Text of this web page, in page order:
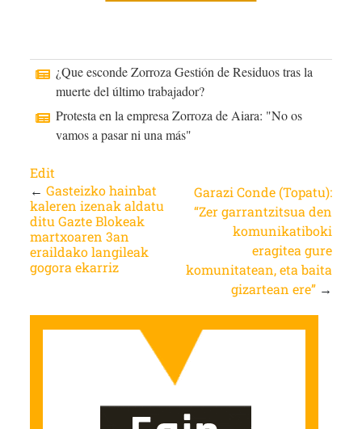
¿Que esconde Zorroza Gestión de Residuos tras la
muerte del último trabajador?
Protesta en la empresa Zorroza de Aiara: "No os
vamos a pasar ni una más"
Edit
← Gasteizko hainbat
kaleren izenak aldatu
ditu Gazte Blokeak
martxoaren 3an
eraildako langileak
gogora ekarriz
Garazi Conde (Topatu):
“Zer garrantzitsua den
komunikatiboki
eragitea gure
komunitatean, eta baita
gizartean ere” →